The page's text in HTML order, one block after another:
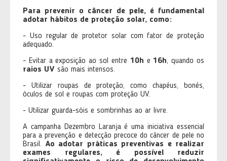
Para prevenir o câncer de pele, é fundamental
adotar hábitos de proteção solar, como:
- Uso regular de protetor solar com fator de proteção
adequado.
- Evitar a exposição ao sol entre 10h e16h, quando os
raios UV são mais intensos.
- Utilizar roupas de proteção, como chapéus, bonés,
óculos de sol e roupas com proteção UV.
- Utilizar guarda-sóis e sombrinhas ao ar livre.
A campanha Dezembro Laranja é uma iniciativa essencial
para a prevenção e detecção precoce do câncer de pele no
Brasil. Ao adotar práticas preventivas e realizar
exames regulares, é possível reduzir